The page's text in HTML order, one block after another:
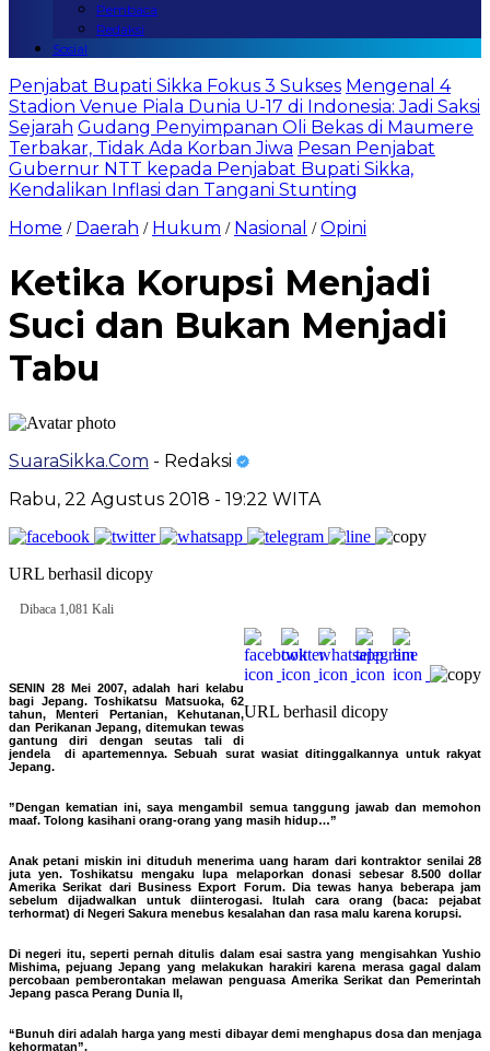
Pembaca
Redaksi
Sosial
Penjabat Bupati Sikka Fokus 3 Sukses Mengenal 4
Stadion Venue Piala Dunia U-17 di Indonesia: Jadi Saksi
Sejarah Gudang Penyimpanan Oli Bekas di Maumere
Terbakar, Tidak Ada Korban Jiwa Pesan Penjabat
Gubernur NTT kepada Penjabat Bupati Sikka,
Kendalikan Inflasi dan Tangani Stunting
Home / Daerah / Hukum / Nasional /Opini
Ketika Korupsi Menjadi
Suci dan Bukan Menjadi
Tabu
SuaraSikka.Com - Redaksi
Rabu, 22 Agustus 2018 - 19:22 WITA
URL berhasil dicopy
Dibaca 1,081 Kali
URL berhasil dicopy
SENIN 28 Mei 2007, adalah hari kelabu
bagi Jepang. Toshikatsu Matsuoka, 62
tahun, Menteri Pertanian, Kehutanan,
dan Perikanan Jepang, ditemukan tewas
gantung diri dengan seutas tali di
jendela di apartemennya. Sebuah surat wasiat ditinggalkannya untuk rakyat
Jepang.
”Dengan kematian ini, saya mengambil semua tanggung jawab dan memohon
maaf. Tolong kasihani orang-orang yang masih hidup…”
Anak petani miskin ini dituduh menerima uang haram dari kontraktor senilai 28
juta yen. Toshikatsu mengaku lupa melaporkan donasi sebesar 8.500 dollar
Amerika Serikat dari Business Export Forum. Dia tewas hanya beberapa jam
sebelum dijadwalkan untuk diinterogasi. Itulah cara orang (baca: pejabat
terhormat) di Negeri Sakura menebus kesalahan dan rasa malu karena korupsi.
Di negeri itu, seperti pernah ditulis dalam esai sastra yang mengisahkan Yushio
Mishima, pejuang Jepang yang melakukan harakiri karena merasa gagal dalam
percobaan pemberontakan melawan penguasa Amerika Serikat dan Pemerintah
Jepang pasca Perang Dunia II,
“Bunuh diri adalah harga yang mesti dibayar demi menghapus dosa dan menjaga
kehormatan”.